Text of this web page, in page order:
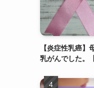
【炎症性乳癌】
乳がんでした。